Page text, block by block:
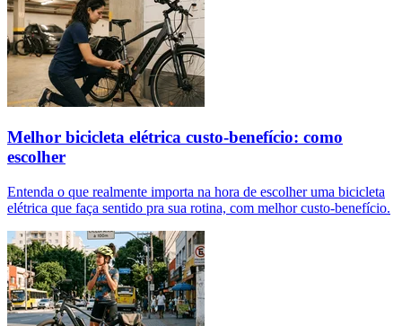
Melhor bicicleta elétrica custo-benefício: como
escolher
Entenda o que realmente importa na hora de escolher uma bicicleta
elétrica que faça sentido pra sua rotina, com melhor custo-benefício.